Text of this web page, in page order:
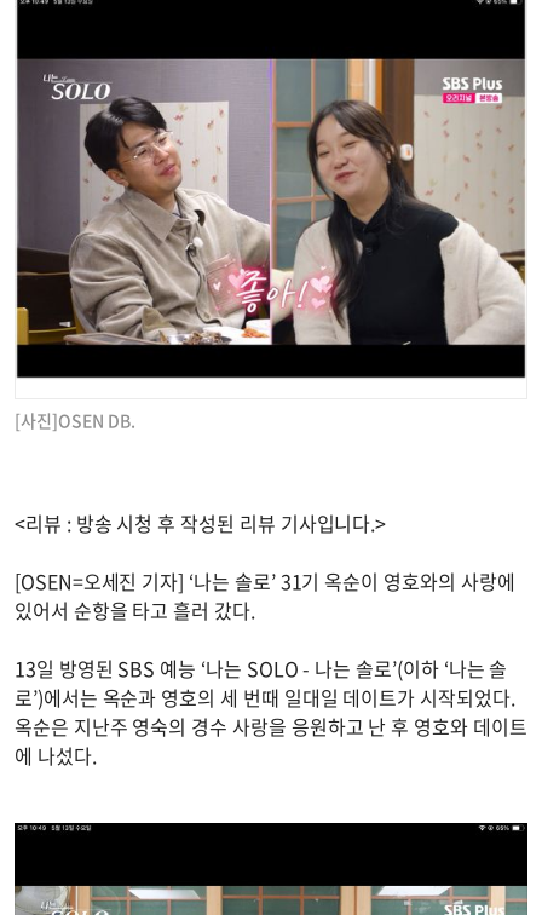
[사진]OSEN DB.
<리뷰 : 방송 시청 후 작성된 리뷰 기사입니다.>
[OSEN=오세진 기자] ‘나는 솔로’ 31기 옥순이 영호와의 사랑에
있어서 순항을 타고 흘러 갔다.
13일 방영된 SBS 예능 ‘나는 SOLO - 나는 솔로’(이하 ‘나는 솔
로’)에서는 옥순과 영호의 세 번때 일대일 데이트가 시작되었다.
옥순은 지난주 영숙의 경수 사랑을 응원하고 난 후 영호와 데이트
에 나섰다.